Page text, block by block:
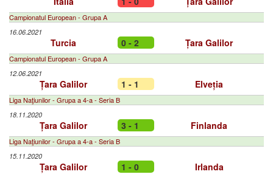
Campionatul European - Grupa A
16.06.2021
Turcia 0 - 2 Țara Galilor
Campionatul European - Grupa A
12.06.2021
Țara Galilor 1 - 1 Elveția
Liga Naţiunilor - Grupa a 4-a - Seria B
18.11.2020
Țara Galilor 3 - 1 Finlanda
Liga Naţiunilor - Grupa a 4-a - Seria B
15.11.2020
Țara Galilor 1 - 0 Irlanda